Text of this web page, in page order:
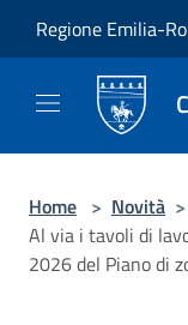
Regione Emilia-
Home > Novità >
Al via i tavoli di
2026 del Piano di